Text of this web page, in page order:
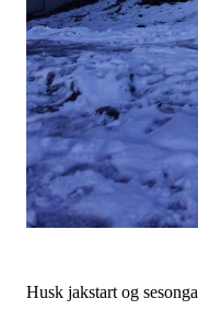
Husk jakstart og